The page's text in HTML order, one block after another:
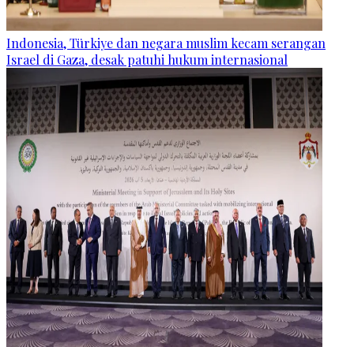
Indonesia, Türkiye dan negara muslim kecam serangan
Israel di Gaza, desak patuhi hukum internasional